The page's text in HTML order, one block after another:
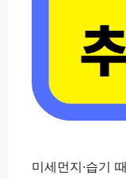
미세먼지·습기